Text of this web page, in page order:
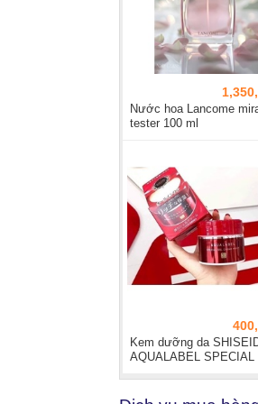
Nước hoa Lancome
tester 100 ml
Kem dưỡng da
AQUALABEL SPECIAL